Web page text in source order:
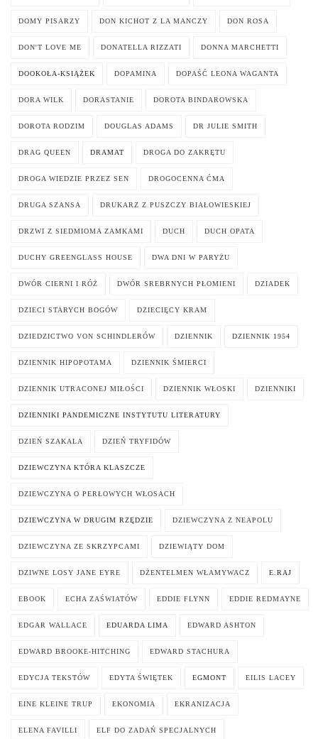
DOMY PISARZY DON KICHOT Z LA MANCZY DON ROSA
DON'T LOVE ME DONATELLA RIZZATI DONNA MARCHETTI
DOOKOŁA-KSIĄŻEK DOPAMINA DOPAŚĆ LEONA WAGANTA
DORA WILK DORASTANIE DOROTA BINDAROWSKA
DOROTA RODZIM DOUGLAS ADAMS DR JULIE SMITH
DRAG QUEEN DRAMAT DROGA DO ZAKRĘTU
DROGA WIEDZIE PRZEZ SEN DROGOCENNA ĆMA
DRUGA SZANSA DRUKARZ Z PUSZCZY BIAŁOWIESKIEJ
DRZWI Z SIEDMIOMA ZAMKAMI DUCH DUCH OPATA
DUCHY GREENGLASS HOUSE DWA DNI W PARYŻU
DWÓR CIERNI I RÓŻ DWÓR SREBRNYCH PŁOMIENI DZIADEK
DZIECI STARYCH BOGÓW DZIECIĘCY KRAM
DZIEDZICTWO VON SCHINDLERÓW DZIENNIK DZIENNIK 1954
DZIENNIK HIPOPOTAMA DZIENNIK ŚMIERCI
DZIENNIK UTRACONEJ MIŁOŚCI DZIENNIK WŁOSKI DZIENNIKI
DZIENNIKI PANDEMICZNE INSTYTUTU LITERATURY
DZIEŃ SZAKALA DZIEŃ TRYFIDÓW
DZIEWCZYNA KTÓRA KLASZCZE
DZIEWCZYNA O PERŁOWYCH WŁOSACH
DZIEWCZYNA W DRUGIM RZĘDZIE DZIEWCZYNA Z NEAPOLU
DZIEWCZYNA ZE SKRZYPCAMI DZIEWIĄTY DOM
DZIWNE LOSY JANE EYRE DŻENTELMEN WŁAMYWACZ E.RAJ
EBOOK ECHA ZAŚWIATÓW EDDIE FLYNN EDDIE REDMAYNE
EDGAR WALLACE EDUARDA LIMA EDWARD ASHTON
EDWARD BROOKE-HITCHING EDWARD STACHURA
EDYCJA TEKSTÓW EDYTA ŚWIĘTEK EGMONT EILIS LACEY
EINE KLEINE TRUP EKONOMIA EKRANIZACJA
ELENA FAVILLI ELF DO ZADAŃ SPECJALNYCH